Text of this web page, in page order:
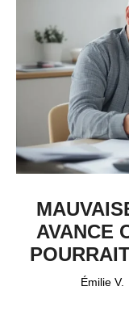
AVANCE
Émilie V.